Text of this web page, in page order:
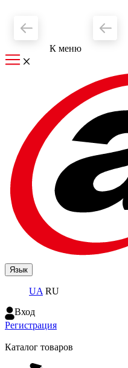
К меню
Язык
UA RU
Вход
Регистрация
Каталог товаров